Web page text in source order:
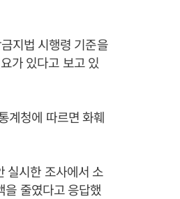
지법 시행령 기준을
가 있다고 보고 있
계청에 따르면 화훼
실시한 조사에서 소
줄였다고 응답했